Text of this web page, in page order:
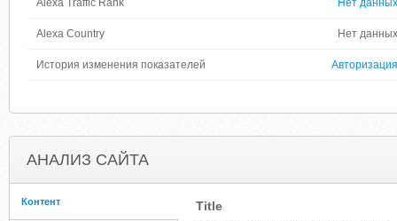
Alexa Traffic Rank Нет данных
Alexa Country Нет данных
История изменения показателей Авторизация
АНАЛИЗ САЙТА
Контент Title